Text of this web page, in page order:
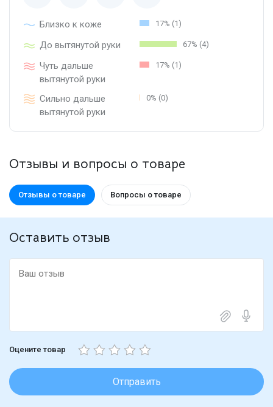
Близко к коже 17% (1)
До вытянутой руки 67% (4)
Чуть дальше
вытянутой руки
17% (1)
Сильно дальше
вытянутой руки
0% (0)
Отзывы и вопросы о товаре
Отзывы о товаре Вопросы о товаре
Оставить отзыв
Оцените товар
Отправить